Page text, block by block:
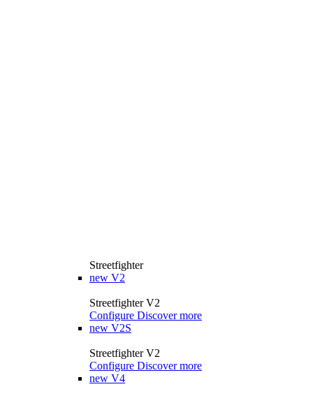
Streetfighter
new V2
Streetfighter V2
Configure Discover more
new V2S
Streetfighter V2
Configure Discover more
new V4